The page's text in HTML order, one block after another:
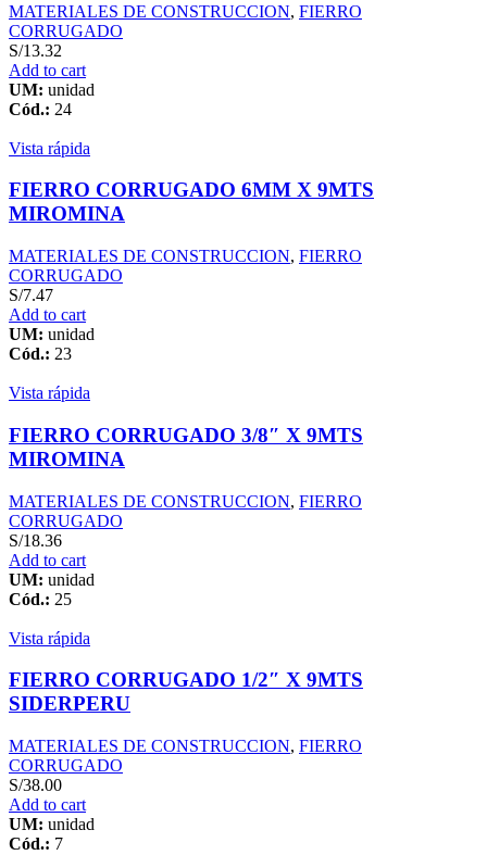
MATERIALES DE CONSTRUCCION, FIERRO
CORRUGADO
S/13.32
Add to cart
UM: unidad
Cód.: 24
Vista rápida
FIERRO CORRUGADO 6MM X 9MTS
MIROMINA
MATERIALES DE CONSTRUCCION, FIERRO
CORRUGADO
S/7.47
Add to cart
UM: unidad
Cód.: 23
Vista rápida
FIERRO CORRUGADO 3/8″ X 9MTS
MIROMINA
MATERIALES DE CONSTRUCCION, FIERRO
CORRUGADO
S/18.36
Add to cart
UM: unidad
Cód.: 25
Vista rápida
FIERRO CORRUGADO 1/2″ X 9MTS
SIDERPERU
MATERIALES DE CONSTRUCCION, FIERRO
CORRUGADO
S/38.00
Add to cart
UM: unidad
Cód.: 7